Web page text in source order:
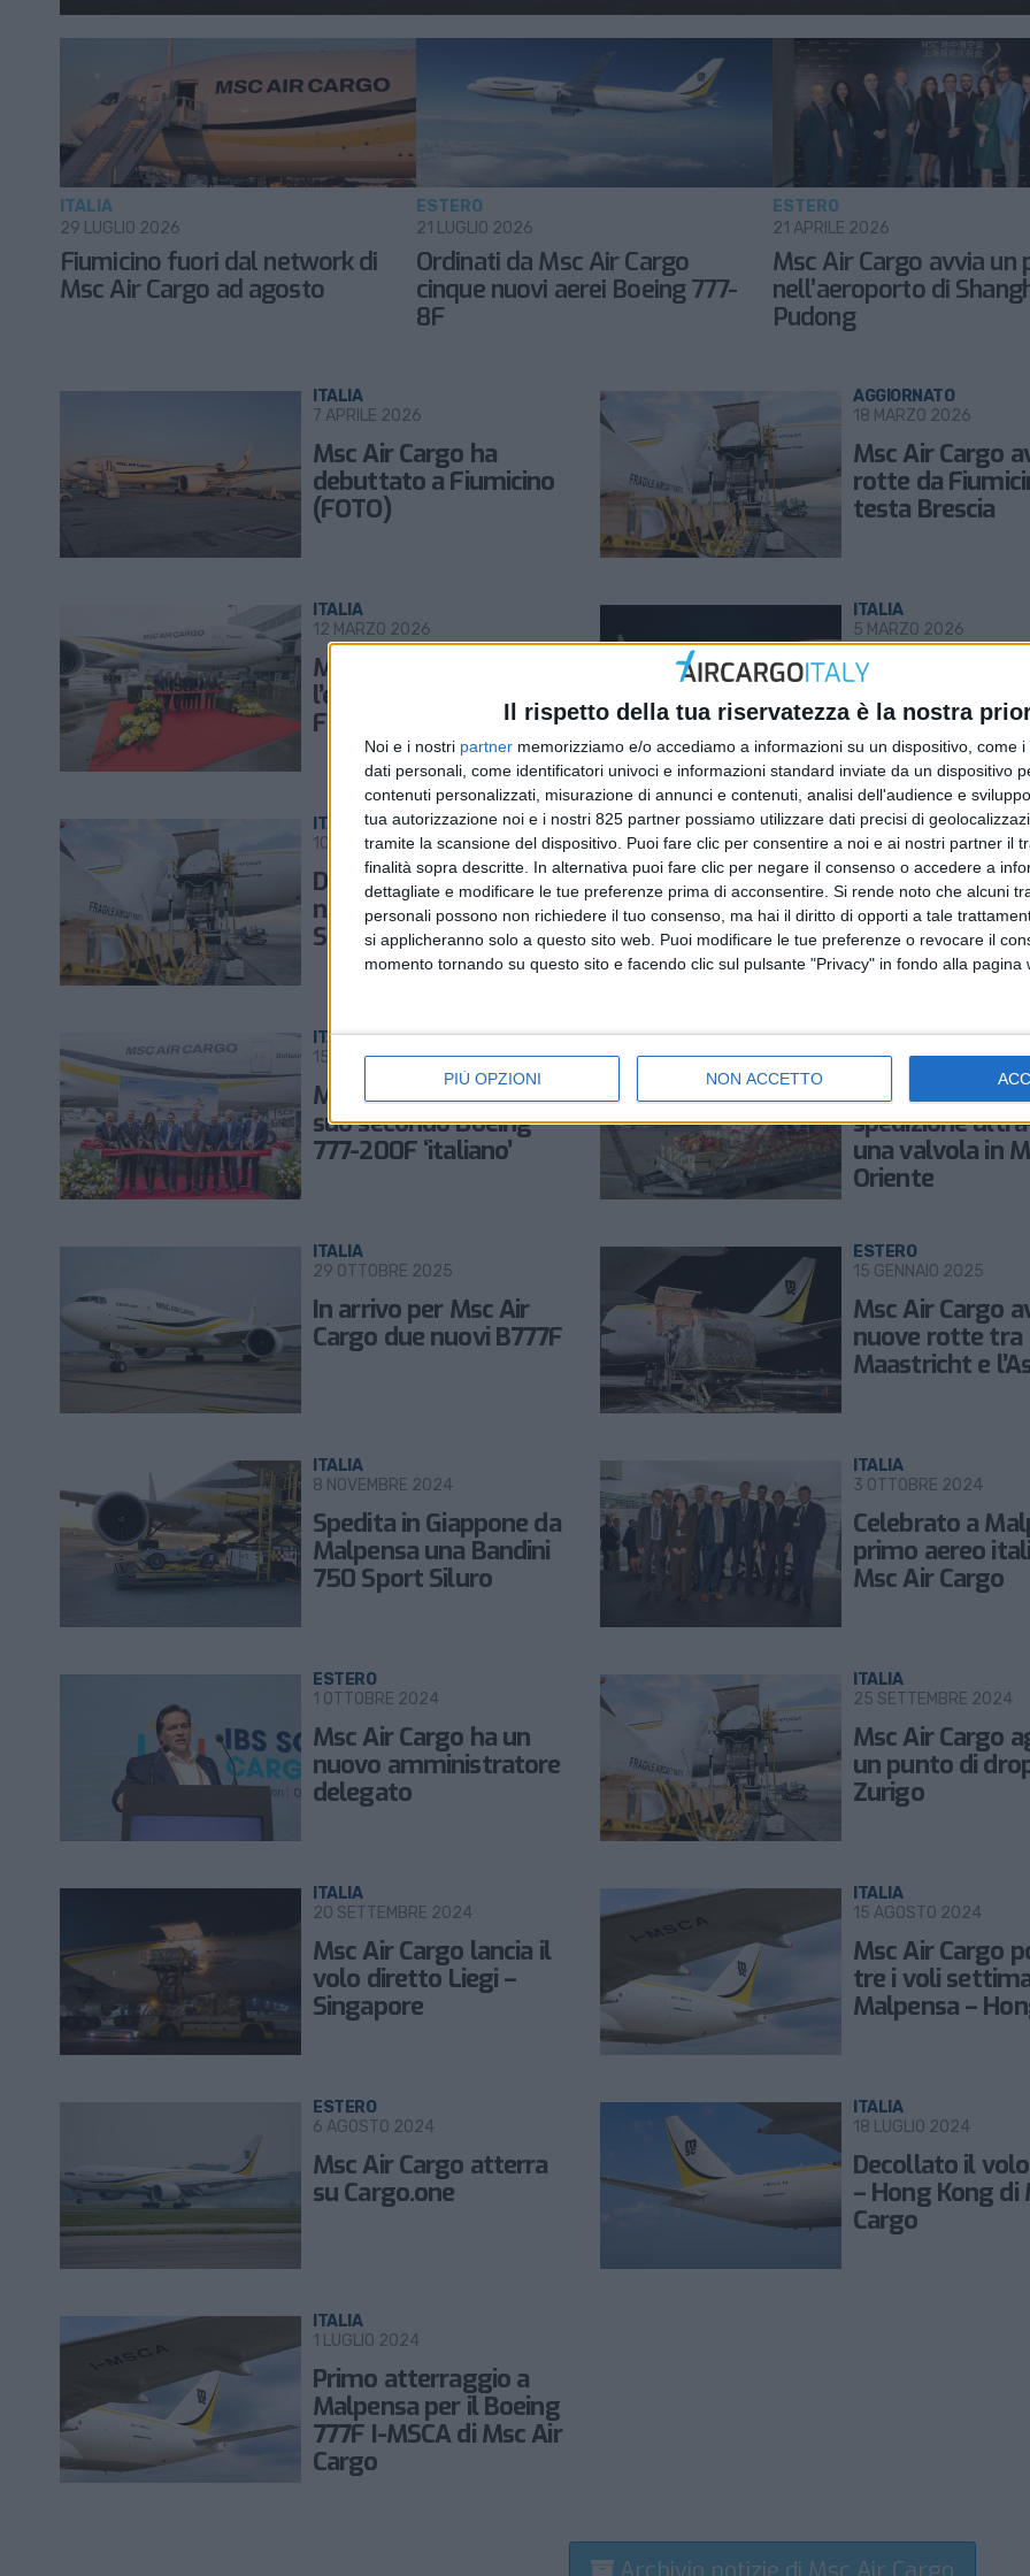
Il rispetto della tua riservatezza è la nostra
Noi e i nostri partner memorizziamo e/o accediamo a informazioni su un dispositivo, come
dati personali, come identificatori univoci e informazioni standard inviate da un dispositivo
contenuti personalizzati, misurazione di annunci e contenuti, analisi dell'audience e
tua autorizzazione noi e i nostri 825 partner possiamo utilizzare dati precisi di
tramite la scansione del dispositivo. Puoi fare clic per consentire a noi e ai nostri partner il
finalità sopra descritte. In alternativa puoi fare clic per negare il consenso o accedere a
dettagliate e modificare le tue preferenze prima di acconsentire. Si rende noto che alcuni
personali possono non richiedere il tuo consenso, ma hai il diritto di opporti a tale
si applicheranno solo a questo sito web. Puoi modificare le tue preferenze o revocare il
momento tornando su questo sito e facendo clic sul pulsante "Privacy" in fondo alla pagina
PIÙ OPZIONI NON ACCETTO
Fiumicino fuori dal network di
Msc Air Cargo ad agosto
ITALIA
29 LUGLIO 2026
Ordinati da Msc Air Cargo
cinque nuovi aerei Boeing 777-
8F
ESTERO
21 LUGLIO 2026
Msc Air Cargo avvia un
nell’aeroporto di
Pudong
ESTERO
21 APRILE 2026
Msc Air Cargo ha
debuttato a Fiumicino
(FOTO)
ITALIA
7 APRILE 2026
Msc Air Cargo
rotte da
testa Brescia
AGGIORNATO
18 MARZO 2026
Msc Air Cargo annuncia
l’espansione anche su
Fiumicino
ITALIA
12 MARZO 2026
Ha debuttato il
volo Milano-
Msc Air Cargo
ITALIA
5 MARZO 2026
Da Msc Air Cargo un
nuovo volo Malpensa –
Shanghai
ITALIA
10 FEBBRAIO 2026
Record
Msc Air Cargo
valvola da 20
tonnellate
ITALIA
27 GENNAIO 2026
Msc Air Cargo riceve il
suo secondo Boeing
777-200F ‘italiano’
ITALIA
15 GENNAIO 2026
Da Malpensa la
spedizione
una valvola in
Oriente
ITALIA
23 DICEMBRE 2025
In arrivo per Msc Air
Cargo due nuovi B777F
ITALIA
29 OTTOBRE 2025
Msc Air Cargo
nuove rotte tra
Maastricht e
ESTERO
15 GENNAIO 2025
Spedita in Giappone da
Malpensa una Bandini
750 Sport Siluro
ITALIA
8 NOVEMBRE 2024
Celebrato a
primo aereo
Msc Air Cargo
ITALIA
3 OTTOBRE 2024
Msc Air Cargo ha un
nuovo amministratore
delegato
ESTERO
1 OTTOBRE 2024
Msc Air Cargo
un punto di
Zurigo
ITALIA
25 SETTEMBRE 2024
Msc Air Cargo lancia il
volo diretto Liegi –
Singapore
ITALIA
20 SETTEMBRE 2024
Msc Air Cargo
tre i voli
Malpensa –
ITALIA
15 AGOSTO 2024
Msc Air Cargo atterra
su Cargo.one
ESTERO
6 AGOSTO 2024
Decollato il
– Hong Kong di
Cargo
ITALIA
18 LUGLIO 2024
Primo atterraggio a
Malpensa per il Boeing
777F I-MSCA di Msc Air
Cargo
ITALIA
1 LUGLIO 2024